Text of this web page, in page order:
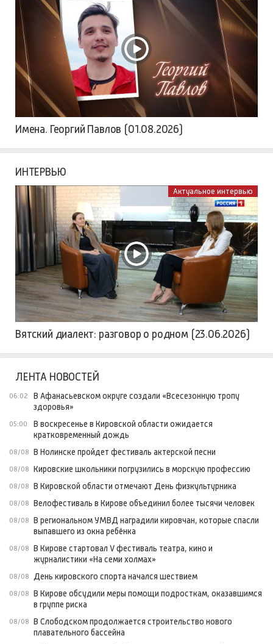
Имена. Георгий Павлов (01.08.2026)
ИНТЕРВЬЮ
Актуальное интервью
Вятский диалект: разговор о родном (23.06.2026)
ЛЕНТА НОВОСТЕЙ
06:02
В Афанасьевском округе создали «Всесезонную тропу
здоровья»
05:00
В воскресенье в Кировской области ожидается
кратковременный дождь
08/08 В Нолинске пройдет фестиваль актерской песни
08/08 Кировские школьники погрузились в морскую профессию
08/08 В Кировской области отмечают День физкультурника
08/08 Велофестиваль в Кирове объединил более тысячи человек
08/08 В региональном УМВД наградили кировчан, которые спасли
выпавшего из окна ребёнка
08/08 В Кирове стартовал V фестиваль театра, кино и
журналистики «На семи холмах»
08/08 День кировского спорта начался шествием
08/08 В Кирове обсудили меры помощи подросткам, оказавшимся
в группе риска
08/08 В Слободском продолжается строительство нового
плавательного бассейна